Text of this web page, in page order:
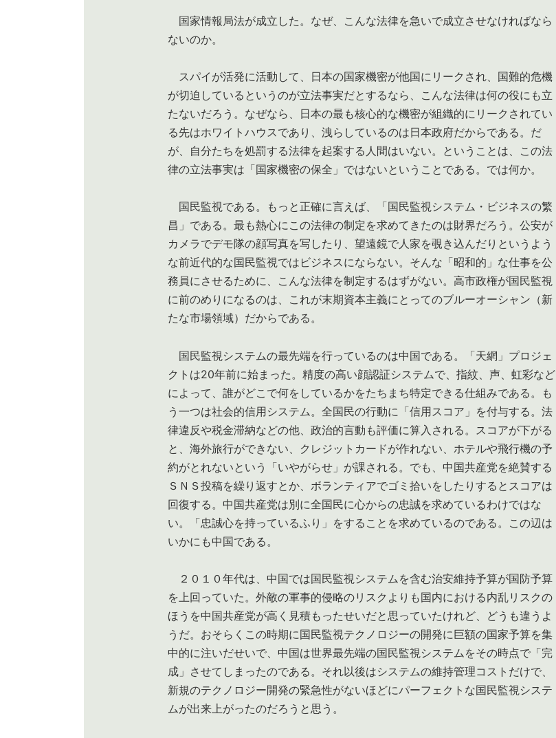
国家情報局法が成立した。なぜ、こんな法律を急いで成立させなければなら
ないのか。
スパイが活発に活動して、日本の国家機密が他国にリークされ、国難的危機
が切迫しているというのが立法事実だとするなら、こんな法律は何の役にも立
たないだろう。なぜなら、日本の最も核心的な機密が組織的にリークされてい
る先はホワイトハウスであり、洩らしているのは日本政府だからである。だ
が、自分たちを処罰する法律を起案する人間はいない。ということは、この法
律の立法事実は「国家機密の保全」ではないということである。では何か。
国民監視である。もっと正確に言えば、「国民監視システム・ビジネスの繁
昌」である。最も熱心にこの法律の制定を求めてきたのは財界だろう。公安が
カメラでデモ隊の顔写真を写したり、望遠鏡で人家を覗き込んだりというよう
な前近代的な国民監視ではビジネスにならない。そんな「昭和的」な仕事を公
務員にさせるために、こんな法律を制定するはずがない。高市政権が国民監視
に前のめりになるのは、これが末期資本主義にとってのブルーオーシャン（新
たな市場領域）だからである。
国民監視システムの最先端を行っているのは中国である。「天網」プロジェ
クトは20年前に始まった。精度の高い顔認証システムで、指紋、声、虹彩など
によって、誰がどこで何をしているかをたちまち特定できる仕組みである。も
う一つは社会的信用システム。全国民の行動に「信用スコア」を付与する。法
律違反や税金滞納などの他、政治的言動も評価に算入される。スコアが下がる
と、海外旅行ができない、クレジットカードが作れない、ホテルや飛行機の予
約がとれないという「いやがらせ」が課される。でも、中国共産党を絶賛する
ＳＮＳ投稿を繰り返すとか、ボランティアでゴミ拾いをしたりするとスコアは
回復する。中国共産党は別に全国民に心からの忠誠を求めているわけではな
い。「忠誠心を持っているふり」をすることを求めているのである。この辺は
いかにも中国である。
２０１０年代は、中国では国民監視システムを含む治安維持予算が国防予算
を上回っていた。外敵の軍事的侵略のリスクよりも国内における内乱リスクの
ほうを中国共産党が高く見積もったせいだと思っていたけれど、どうも違うよ
うだ。おそらくこの時期に国民監視テクノロジーの開発に巨額の国家予算を集
中的に注いだせいで、中国は世界最先端の国民監視システムをその時点で「完
成」させてしまったのである。それ以後はシステムの維持管理コストだけで、
新規のテクノロジー開発の緊急性がないほどにパーフェクトな国民監視システ
ムが出来上がったのだろうと思う。